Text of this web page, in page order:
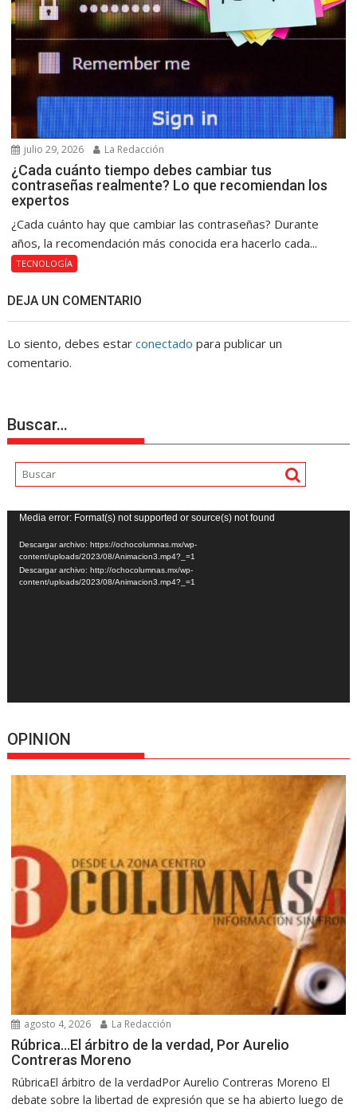
julio 29, 2026 La Redacción
¿Cada cuánto tiempo debes cambiar tus
contraseñas realmente? Lo que recomiendan los
expertos
¿Cada cuánto hay que cambiar las contraseñas? Durante
años, la recomendación más conocida era hacerlo cada...
TECNOLOGÍA
DEJA UN COMENTARIO
Lo siento, debes estarconectado para publicar un
comentario.
Buscar…
Reproductor
de
vídeo
Media error: Format(s) not supported or source(s) not found
Descargar archivo: https://ochocolumnas.mx/wp-
content/uploads/2023/08/Animacion3.mp4?_=1
Descargar archivo: http://ochocolumnas.mx/wp-
content/uploads/2023/08/Animacion3.mp4?_=1
OPINION
agosto 4, 2026 La Redacción
Rúbrica…El árbitro de la verdad, Por Aurelio
Contreras Moreno
RúbricaEl árbitro de la verdadPor Aurelio Contreras Moreno El
debate sobre la libertad de expresión que se ha abierto luego de